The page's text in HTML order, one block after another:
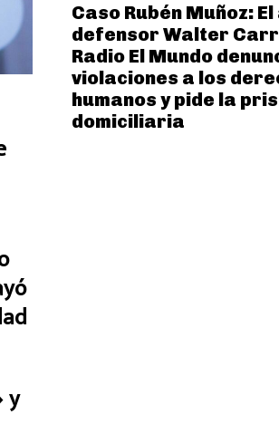
y
Caso Rubén Muñoz:
defensor Walter
Radio El Mundo
violaciones a los
humanos y pide la
domiciliaria